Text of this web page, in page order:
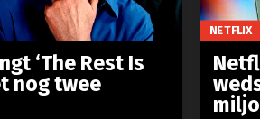
‘The Rest Is
nog twee
NETFLIX